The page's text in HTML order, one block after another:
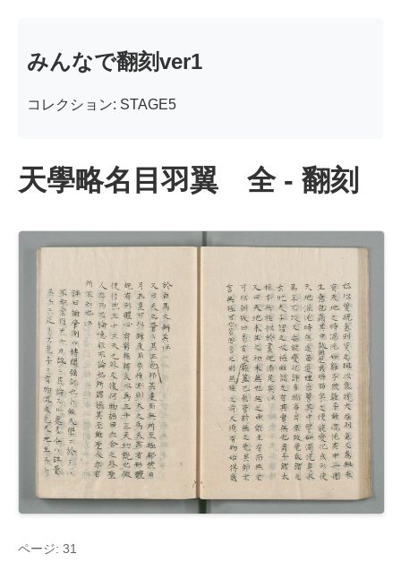
みんなで翻刻ver1
コレクション: STAGE5
天學略名目羽翼 全 - 翻刻
ページ: 31